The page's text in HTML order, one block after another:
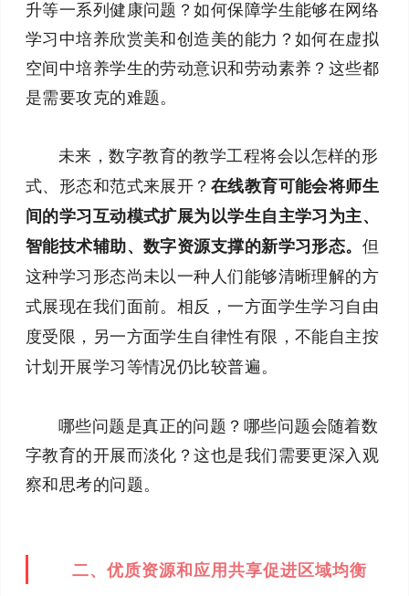
升等一系列健康问题？如何保障学生能够在网络
学习中培养欣赏美和创造美的能力？如何在虚拟
空间中培养学生的劳动意识和劳动素养？这些都
是需要攻克的难题。
未来，数字教育的教学工程将会以怎样的形
式、形态和范式来展开？ 在线教育可能会将师生
间的学习互动模式扩展为以学生自主学习为主、
智能技术辅助、数字资源支撑的新学习形态。 但
这种学习形态尚未以一种人们能够清晰理解的方
式展现在我们面前。相反，一方面学生学习自由
度受限，另一方面学生自律性有限，不能自主按
计划开展学习等情况仍比较普遍。
哪些问题是真正的问题？哪些问题会随着数
字教育的开展而淡化？这也是我们需要更深入观
察和思考的问题。
二、优质资源和应用共享促进区域均衡